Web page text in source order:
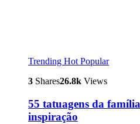
Trending Hot Popular
3 Shares26.8k Views
55 tatuagens da
inspiração